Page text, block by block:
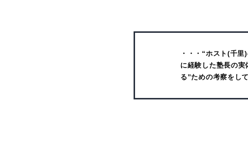
・・・“ホスト(千
に経験した塾長の
る”ための考察をし